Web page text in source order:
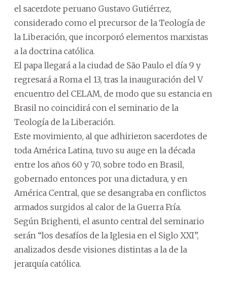
el sacerdote peruano Gustavo Gutiérrez,
considerado como el precursor de la Teología de
la Liberación, que incorporó elementos marxistas
a la doctrina católica.
El papa llegará a la ciudad de São Paulo el día 9 y
regresará a Roma el 13, tras la inauguración del V
encuentro del CELAM, de modo que su estancia en
Brasil no coincidirá con el seminario de la
Teología de la Liberación.
Este movimiento, al que adhirieron sacerdotes de
toda América Latina, tuvo su auge en la década
entre los años 60 y 70, sobre todo en Brasil,
gobernado entonces por una dictadura, y en
América Central, que se desangraba en conflictos
armados surgidos al calor de la Guerra Fría.
Según Brighenti, el asunto central del seminario
serán “los desafíos de la Iglesia en el Siglo XXI”,
analizados desde visiones distintas a la de la
jerarquía católica.